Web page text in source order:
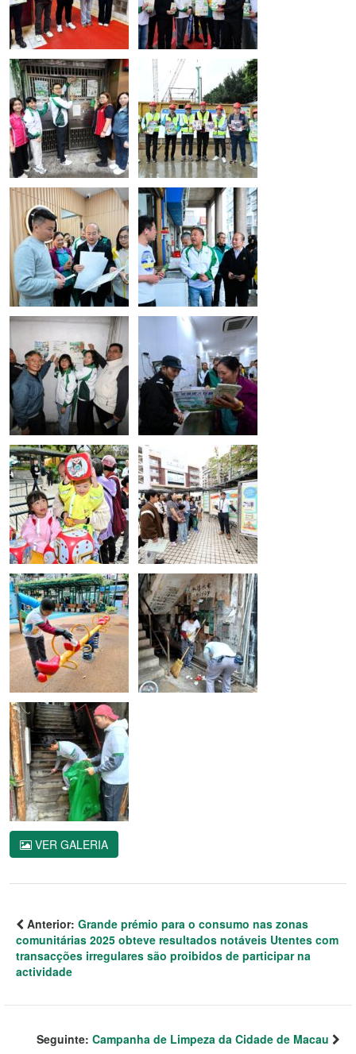
VER GALERIA
Anterior: Grande prémio para o consumo nas zonas
comunitárias 2025 obteve resultados notáveis Utentes com
transacções irregulares são proibidos de participar na
actividade
Seguinte: Campanha de Limpeza da Cidade de Macau